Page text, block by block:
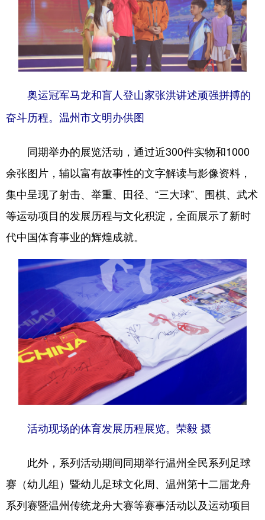
奥运冠军马龙和盲人登山家张洪讲述顽强拼搏的
奋斗历程。温州市文明办供图
同期举办的展览活动，通过近300件实物和1000
余张图片，辅以富有故事性的文字解读与影像资料，
集中呈现了射击、举重、田径、“三大球”、围棋、武术
等运动项目的发展历程与文化积淀，全面展示了新时
代中国体育事业的辉煌成就。
活动现场的体育发展历程展览。荣毅 摄
此外，系列活动期间同期举行温州全民系列足球
赛（幼儿组）暨幼儿足球文化周、温州第十二届龙舟
系列赛暨温州传统龙舟大赛等赛事活动以及运动项目